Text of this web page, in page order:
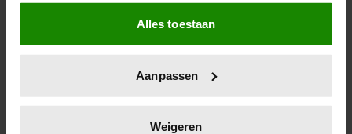
Als u het toestaat, willen we ook graag:
Informatie verzamelen over uw geografische
locatie, die tot een paar meter nauwkeurig kan zijn
scannen op specifieke eigenschappen (fingerprinting)
verwerkt en stel uw voorkeuren in het
Alles toestaan
Aanpassen
Weigeren